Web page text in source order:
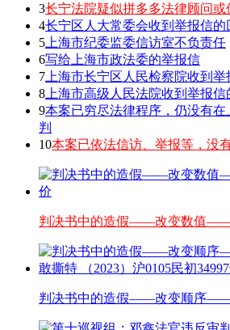
3长宁法院疑似拼多多法律顾问或
4长宁区人大常委会收到举报信的
5 上海市纪委监委信访室不负责任
6写给上海市政法委的举报信
7 上海市长宁区人民检察院收到举
8 上海市高级人民法院收到举报信
9本案已穷尽法律程序，仍没有
判
10本案已依法信访、举报等，没
判决书中的造假——改变数值——
判决书中的造假——改变顺序——